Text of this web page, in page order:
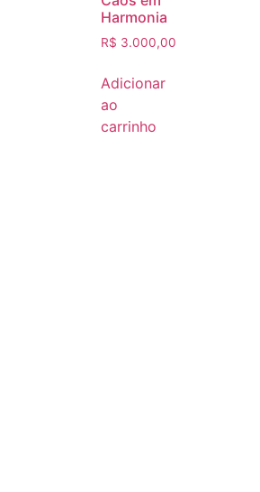
Harmonia
R$ 3.000,00
Adicionar
ao
carrinho